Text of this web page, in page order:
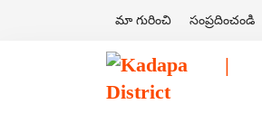
మా గురించి సంప్రదించండి